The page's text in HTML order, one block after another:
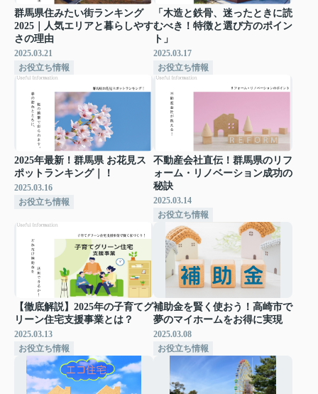
群馬県住みたい街ランキング
2025｜人気エリアと暮らしやす
さの理由
2025.03.21
お役立ち情報
「木造と鉄骨、迷ったときに読
むべき！特徴と選び方のポイン
ト」
2025.03.17
お役立ち情報
2025年最新！群馬県 お花見ス
ポットランキング｜！
2025.03.16
お役立ち情報
不動産会社直伝！群馬県のリフ
ォーム・リノベーション成功の
秘訣
2025.03.14
お役立ち情報
【徹底解説】2025年の子育てグ
リーン住宅支援事業とは？
2025.03.13
お役立ち情報
補助金を賢く使おう！高崎市で
夢のマイホームをお得に実現
2025.03.08
お役立ち情報